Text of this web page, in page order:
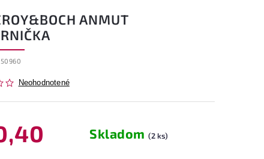
ANMUT
Neohodnotené
Skladom(2 ks)